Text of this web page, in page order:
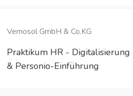
Vemosol GmbH & Co.KG
Praktikum HR - Digitalisierung
& Personio-Einführung